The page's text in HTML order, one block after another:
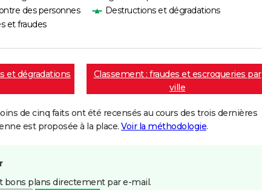
des personnes
Destructions et dégradations
et fraudes
et dégradations
Classement : fraudes et escroqueries par
ville
de cinq faits ont été recensés au cours des trois dernières
est proposée à la place. Voir la méthodologie.
bons plans directement par e-mail.